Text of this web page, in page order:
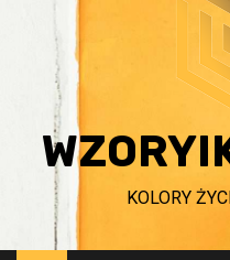
KOLORY